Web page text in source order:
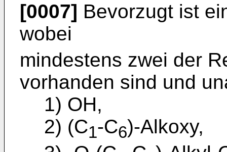
[0007] Bevorzugt ist
wobei
mindestens zwei der
vorhanden sind und
1) OH,
2) (C1-C6)-Alkoxy,